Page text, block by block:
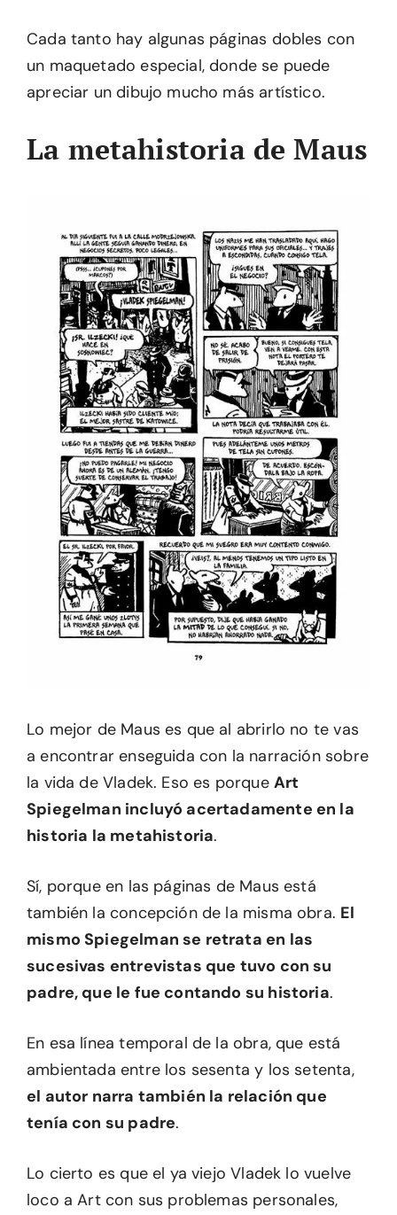
Cada tanto hay algunas páginas dobles con
un maquetado especial, donde se puede
apreciar un dibujo mucho más artístico.
La metahistoria de Maus
Lo mejor de Maus es que al abrirlo no te vas
a encontrar enseguida con la narración sobre
la vida de Vladek. Eso es porque Art
Spiegelman incluyó acertadamente en la
historia la metahistoria.
Sí, porque en las páginas de Maus está
también la concepción de la misma obra. El
mismo Spiegelman se retrata en las
sucesivas entrevistas que tuvo con su
padre, que le fue contando su historia.
En esa línea temporal de la obra, que está
ambientada entre los sesenta y los setenta,
el autor narra también la relación que
tenía con su padre.
Lo cierto es que el ya viejo Vladek lo vuelve
loco a Art con sus problemas personales,